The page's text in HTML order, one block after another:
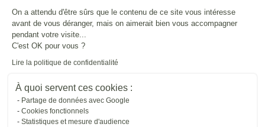
On a attendu d'être sûrs que le contenu de ce site vous intéresse
avant de vous déranger, mais on aimerait bien vous accompagner
pendant votre visite...
C'est OK pour vous ?
Lire la politique de confidentialité
À quoi servent ces cookies :
Partage de données avec Google
Cookies fonctionnels
Statistiques et mesure d'audience
Mentions légales
Crédits Agence de communication
Plan du site